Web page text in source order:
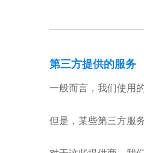
第三方提供的服务
一般而言，我们使用
但是，某些第三方服